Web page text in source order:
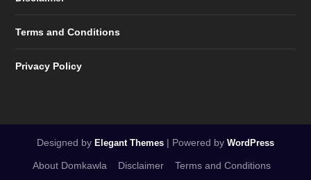
Terms and Conditions
Privacy Policy
Designed by Elegant Themes | Powered by WordPress
About Domkawla Disclaimer Terms and Conditions